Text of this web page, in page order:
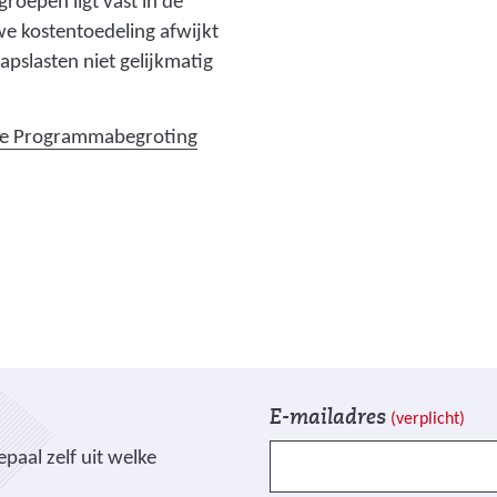
kostentoedeling afwijkt
niet gelijkmatig
Programmabegroting
zelf uit welke
d
c
E-mailadres (verplicht)